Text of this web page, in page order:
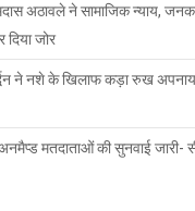
अठावले ने सामाजिक न्याय,
जोर
ने नशे के खिलाफ कड़ा रुख
मतदाताओं की सुनवाई जारी-